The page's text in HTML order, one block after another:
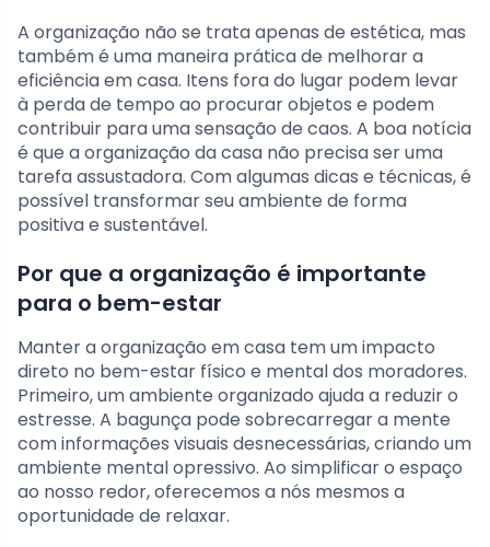
A organização não se trata apenas de estética, mas
também é uma maneira prática de melhorar a
eficiência em casa. Itens fora do lugar podem levar
à perda de tempo ao procurar objetos e podem
contribuir para uma sensação de caos. A boa notícia
é que a organização da casa não precisa ser uma
tarefa assustadora. Com algumas dicas e técnicas, é
possível transformar seu ambiente de forma
positiva e sustentável.
Por que a organização é importante
para o bem-estar
Manter a organização em casa tem um impacto
direto no bem-estar físico e mental dos moradores.
Primeiro, um ambiente organizado ajuda a reduzir o
estresse. A bagunça pode sobrecarregar a mente
com informações visuais desnecessárias, criando um
ambiente mental opressivo. Ao simplificar o espaço
ao nosso redor, oferecemos a nós mesmos a
oportunidade de relaxar.